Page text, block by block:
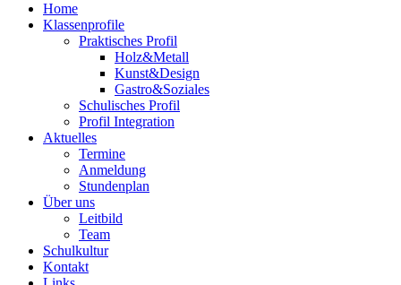
Home
Klassenprofile
Praktisches Profil
Holz&Metall
Kunst&Design
Gastro&Soziales
Schulisches Profil
Profil Integration
Aktuelles
Termine
Anmeldung
Stundenplan
Über uns
Leitbild
Team
Schulkultur
Kontakt